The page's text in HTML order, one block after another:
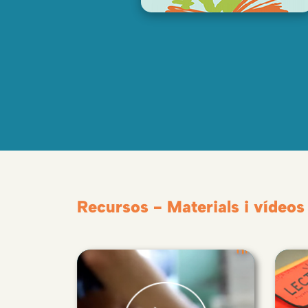
Recursos - Materials i vídeos